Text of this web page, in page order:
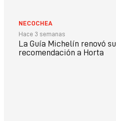
NECOCHEA
Hace 3 semanas
La Guía Michelín renovó su
recomendación a Horta